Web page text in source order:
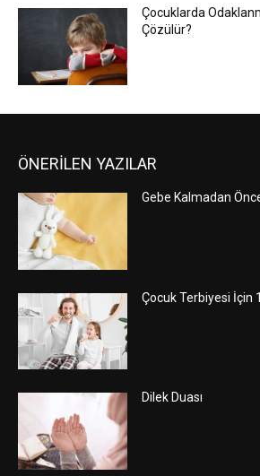
Çocuklarda
Çözülür?
ÖNERİLEN YAZILAR
Gebe Kalmadan
Çocuk Terbiyesi İçin
Dilek Duası